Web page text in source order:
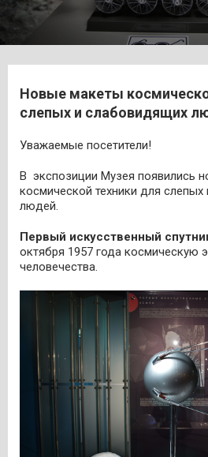
Новые макеты
слепых и слабовидящих
Уважаемые посетители!
В экспозиции Музея появились
космической техники для
людей.
Первый искусственный
октября 1957 года космическую
человечества.